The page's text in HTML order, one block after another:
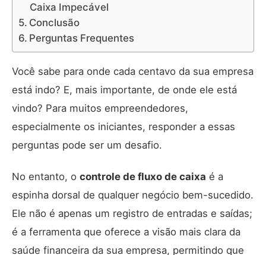
Caixa Impecável
Conclusão
Perguntas Frequentes
Você sabe para onde cada centavo da sua empresa
está indo? E, mais importante, de onde ele está
vindo? Para muitos empreendedores,
especialmente os iniciantes, responder a essas
perguntas pode ser um desafio.
No entanto, o controle de fluxo de caixa é a
espinha dorsal de qualquer negócio bem-sucedido.
Ele não é apenas um registro de entradas e saídas;
é a ferramenta que oferece a visão mais clara da
saúde financeira da sua empresa, permitindo que